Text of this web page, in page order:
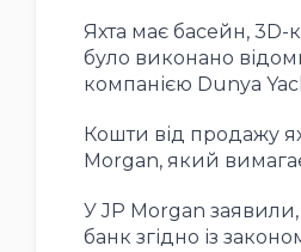
Яхта має басейн, 3D-
було виконано
компанією Dunya
Кошти від продажу
Morgan, який
У JP Morgan
банк згідно із